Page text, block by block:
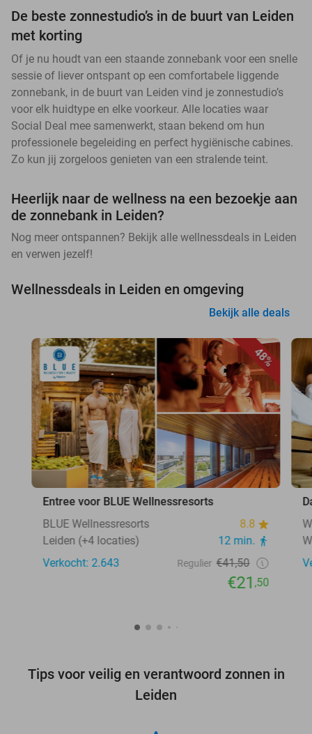
De beste zonnestudio’s in de buurt van Leiden
met korting
Of je nu houdt van een staande zonnebank voor een snelle
sessie of liever ontspant op een comfortabele liggende
zonnebank, in de buurt van Leiden vind je zonnestudio’s
voor elk huidtype en elke voorkeur. Alle locaties waar
Social Deal mee samenwerkt, staan bekend om hun
professionele begeleiding en perfect hygiënische cabines.
Zo kun jij zorgeloos genieten van een stralende teint.
Heerlijk naar de wellness na een bezoekje aan
de zonnebank in Leiden?
Nog meer ontspannen? Bekijk alle wellnessdeals in Leiden
en verwen jezelf!
Wellnessdeals in Leiden en omgeving
Bekijk alle deals
48%
Entree voor BLUE Wellnessresorts
BLUE Wellnessresorts
8.8
Leiden (+4 locaties)
12 min.
Verkocht: 2.643
Regulier €41,50
€21,50
Tips voor veilig en verantwoord zonnen in
Leiden